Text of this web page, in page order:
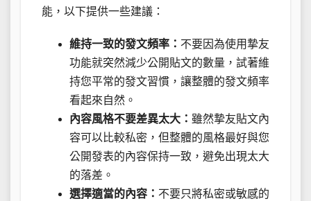
能，以下提供一些建議：
維持一致的發文頻率： 不要因為使用摯友
功能就突然減少公開貼文的數量，試著維
持您平常的發文習慣，讓整體的發文頻率
看起來自然。
內容風格不要差異太大： 雖然摯友貼文內
容可以比較私密，但整體的風格最好與您
公開發表的內容保持一致，避免出現太大
的落差。
選擇適當的內容： 不要只將私密或敏感的